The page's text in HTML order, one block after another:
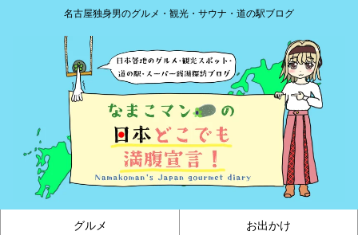
名古屋独身男のグルメ・観光・サウナ・道の駅ブログ
グルメ お出かけ